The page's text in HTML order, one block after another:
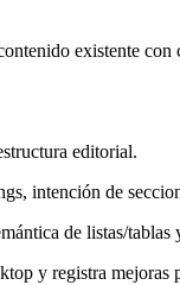
existente
editorial.
intención de
de listas/
y registra mejoras